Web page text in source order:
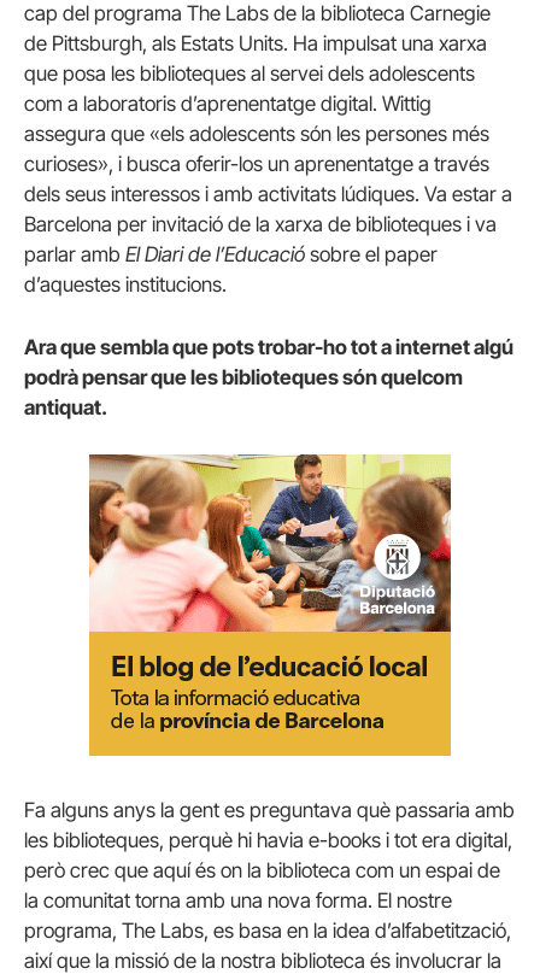
cap del programa The Labs de la biblioteca Carnegie
de Pittsburgh, als Estats Units. Ha impulsat una xarxa
que posa les biblioteques al servei dels adolescents
com a laboratoris d’aprenentatge digital. Wittig
assegura que «els adolescents són les persones més
curioses», i busca oferir-los un aprenentatge a través
dels seus interessos i amb activitats lúdiques. Va estar a
Barcelona per invitació de la xarxa de biblioteques i va
parlar amb El Diari de l’Educació sobre el paper
d’aquestes institucions.
Ara que sembla que pots trobar-ho tot a internet algú
podrà pensar que les biblioteques són quelcom
antiquat.
Fa alguns anys la gent es preguntava què passaria amb
les biblioteques, perquè hi havia e-books i tot era digital,
però crec que aquí és on la biblioteca com un espai de
la comunitat torna amb una nova forma. El nostre
programa, The Labs, es basa en la idea d’alfabetització,
així que la missió de la nostra biblioteca és involucrar la